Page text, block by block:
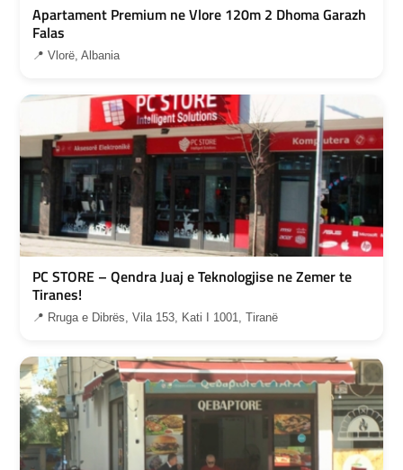
Apartament Premium ne Vlore 120m 2 Dhoma Garazh
Falas
📍 Vlorë, Albania
PC STORE – Qendra Juaj e Teknologjise ne Zemer te
Tiranes!
📍 Rruga e Dibrës, Vila 153, Kati I 1001, Tiranë